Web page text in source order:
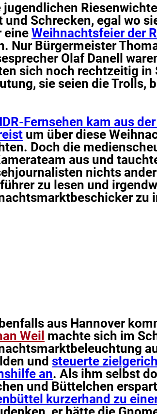
jugendlichen
und Schrecken, egal wo
eine Weihnachtsfeier der
Nur Bürgermeister
Olaf Danell
sich noch rechtzeitig
sie seien die Trolls,
Fernsehen kam aus
um über diese
Doch die
aus und
nichts
zu lesen und
zu
aus Hannover
Weil machte sich im
und steuerte
an. Als ihm selbst
und Büttelchen
kurzerhand zu